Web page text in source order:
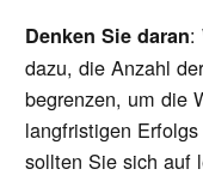
Denken Sie daran:
dazu, die Anzahl
begrenzen, um die
langfristigen
sollten Sie sich auf